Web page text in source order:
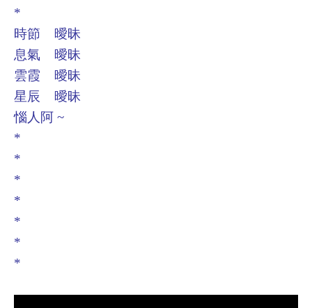
*
時節 曖昧
息氣 曖昧
雲霞 曖昧
星辰 曖昧
惱人阿 ~
*
*
*
*
*
*
*